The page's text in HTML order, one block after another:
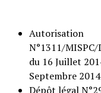
Autorisation
N°1311/MISPC/
du 16 Juillet
Septembre 2014
Dépôt légal